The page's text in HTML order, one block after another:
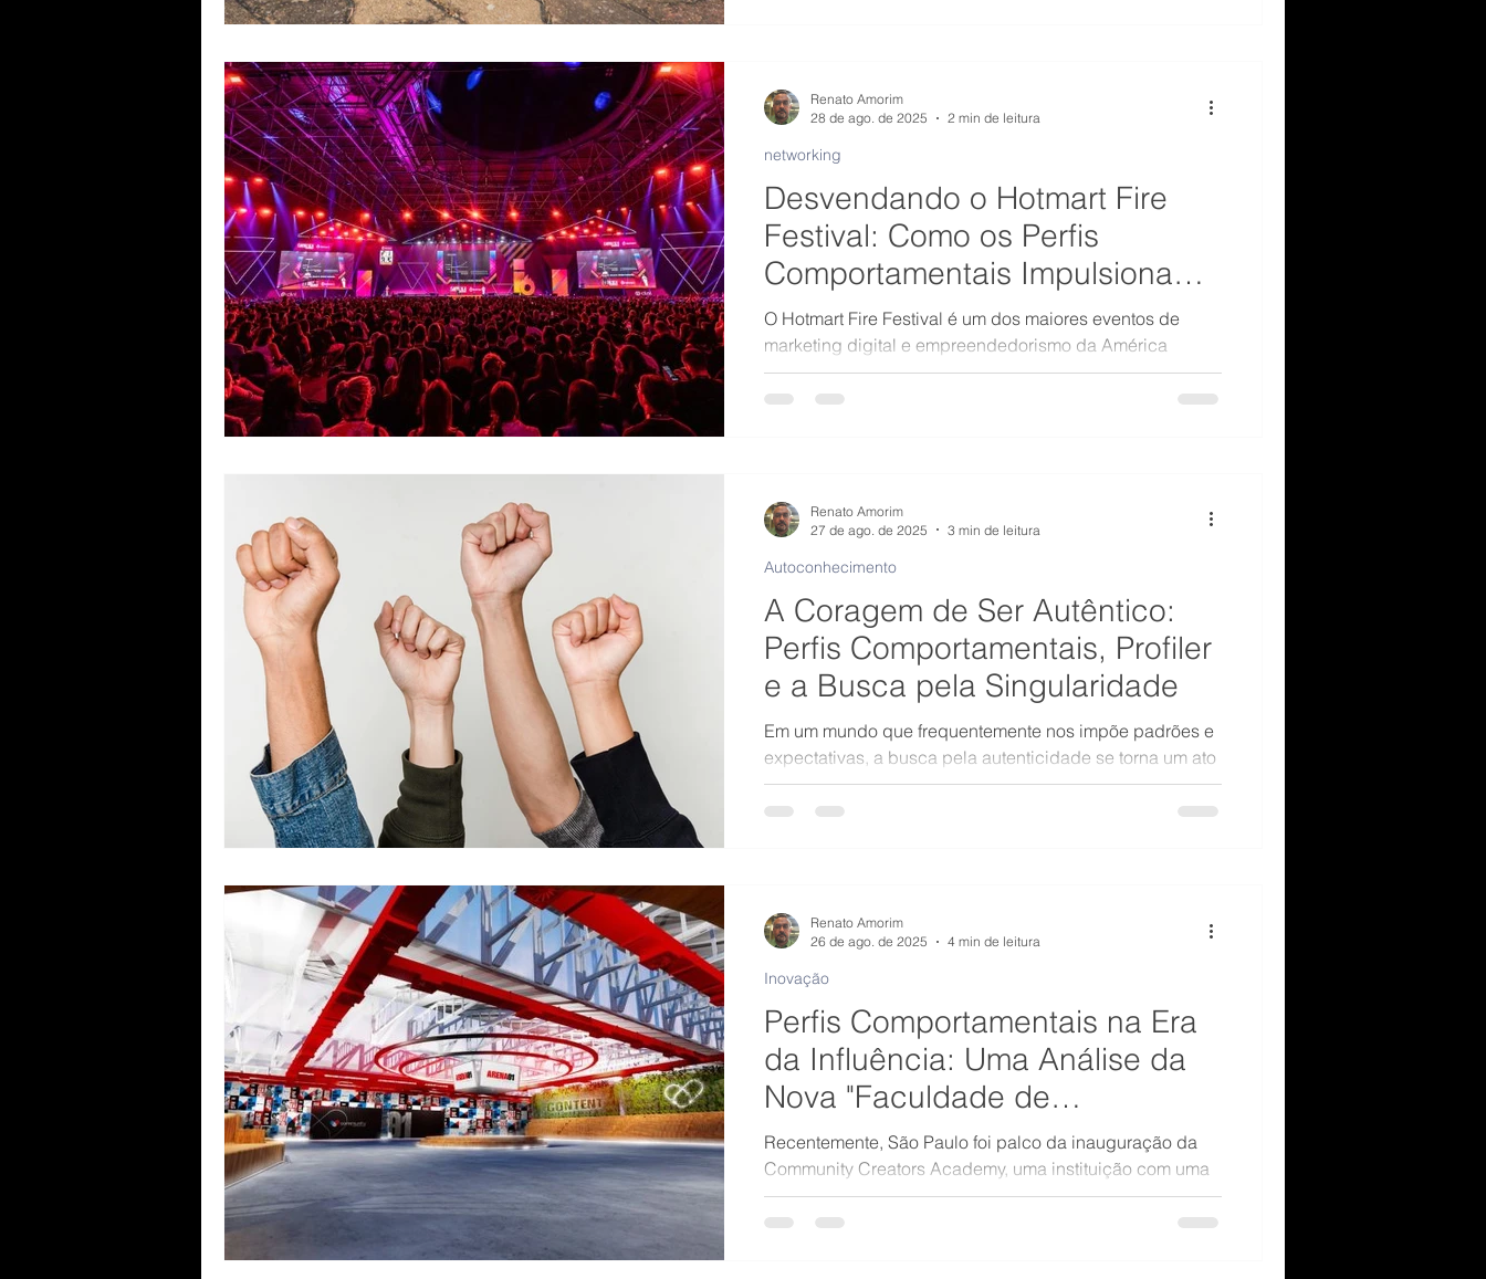
Desvendando o Hotmart Fire
Festival: Como os Perfis
Comportamentais Impulsionam
o Sucesso no Mundo Digital
O Hotmart Fire Festival é um dos maiores eventos de
marketing digital e empreendedorismo da América
Latina.
networking
Renato Amorim
28 de ago. de 2025
2 min de leitura
A Coragem de Ser Autêntico:
Perfis Comportamentais, Profiler
e a Busca pela Singularidade
Em um mundo que frequentemente nos impõe padrões e
expectativas, a busca pela autenticidade se torna um ato
de rebelião. Mas como trilhar esse caminho sem se
perder em meio às opiniões alheias? A resposta pode
Autoconhecimento
Renato Amorim
27 de ago. de 2025
3 min de leitura
Perfis Comportamentais na Era
da Influência: Uma Análise da
Nova "Faculdade de
Influencers"
Recentemente, São Paulo foi palco da inauguração da
Community Creators Academy, uma instituição com uma
proposta inovadora: formar influenciadores digitais. Com
uma estrutura impressionante, a academia oferece cursos
Inovação
Renato Amorim
26 de ago. de 2025
4 min de leitura